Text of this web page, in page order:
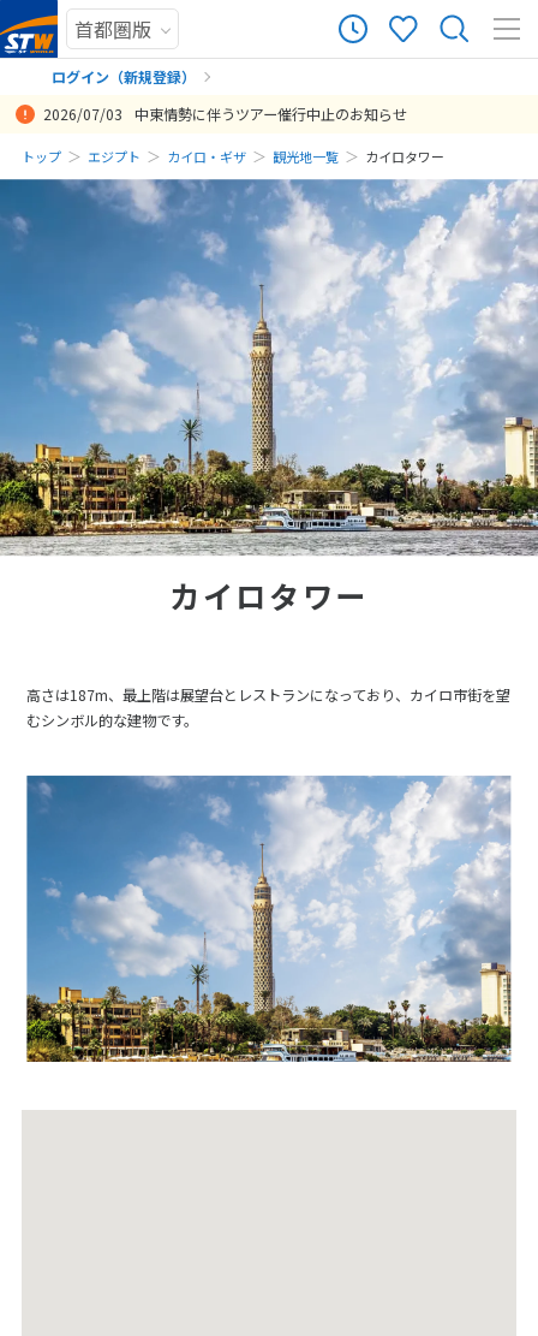
ログイン（新規登録）
まだ履歴がありません
まだ登録がありません
2026/07/03 中東情勢に伴うツアー催行中止のお知らせ
トップ エジプト カイロ・ギザ 観光地一覧 カイロタワー
カイロタワー
高さは187m、最上階は展望台とレストランになっており、カイロ市街を望
むシンボル的な建物です。